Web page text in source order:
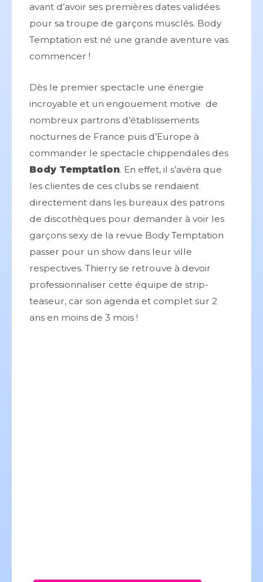
avant d’avoir ses premières dates validées
pour sa troupe de garçons musclés. Body
Temptation est né une grande aventure vas
commencer !
Dès le premier spectacle une énergie
incroyable et un engouement motive de
nombreux partrons d’établissements
nocturnes de France puis d’Europe à
commander le spectacle chippendales des
Body Temptation. En effet, il s’avèra que
les clientes de ces clubs se rendaient
directement dans les bureaux des patrons
de discothèques pour demander à voir les
garçons sexy de la revue Body Temptation
passer pour un show dans leur ville
respectives. Thierry se retrouve à devoir
professionnaliser cette équipe de strip-
teaseur, car son agenda et complet sur 2
ans en moins de 3 mois !